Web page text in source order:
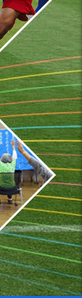
体
ス
一
社
法
日
体
育
ス
ー
ツ
健
学
は
員
約